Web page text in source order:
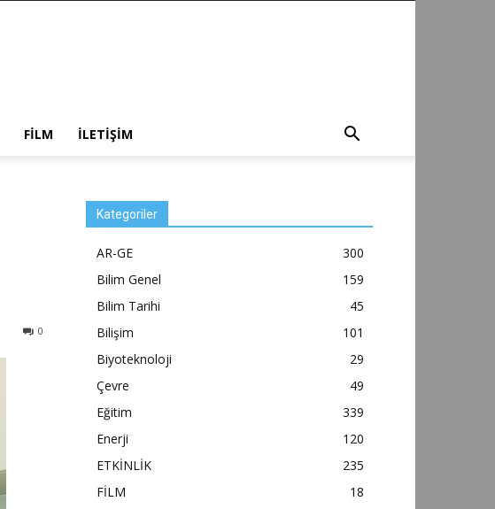
FİLM İLETİŞİM
0
Kategoriler
AR-GE
300
Bilim Genel
159
Bilim Tarihi
45
Bilişim
101
Biyoteknoloji
29
Çevre
49
Eğitim
339
Enerji
120
ETKİNLİK
235
FİLM
18